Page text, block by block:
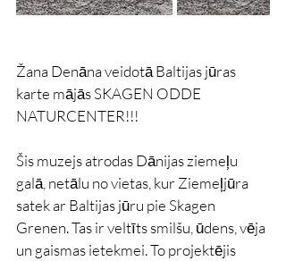
Žana Denāna veidotā Baltijas jūras
karte mājās SKAGEN ODDE
NATURCENTER!!!
Šis muzejs atrodas Dānijas ziemeļu
galā, netālu no vietas, kur Ziemeļjūra
satek ar Baltijas jūru pie Skagen
Grenen. Tas ir veltīts smilšu, ūdens, vēja
un gaismas ietekmei. To projektējis